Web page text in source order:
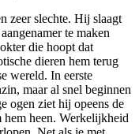
zeer slechte. Hij slaagt
te maken
die hoopt dat
dieren hem terug
wereld. In eerste
maar al snel beginnen
ogen ziet hij opeens de
hem heen. Werkelijkheid